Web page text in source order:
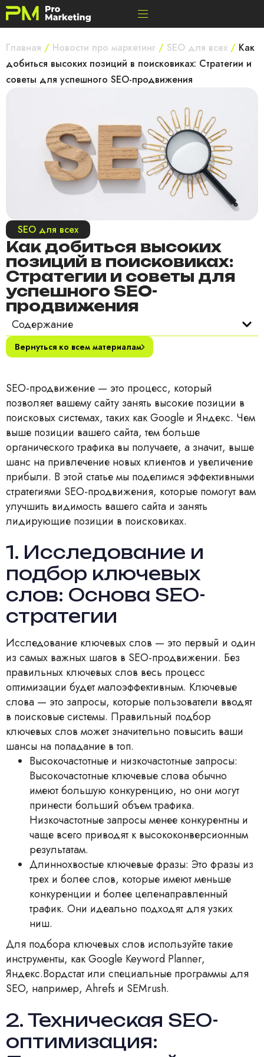
Главная / Новости про маркетинг / SEO для всех / Как
добиться высоких позиций в поисковиках: Стратегии и
советы для успешного SEO-продвижения
SEO для всех
Как добиться высоких
позиций в поисковиках:
Стратегии и советы для
успешного SEO-
продвижения
Содержание
Вернуться ко всем материалам
SEO-продвижение — это процесс, который
позволяет вашему сайту занять высокие позиции в
поисковых системах, таких как Google и Яндекс. Чем
выше позиции вашего сайта, тем больше
органического трафика вы получаете, а значит, выше
шанс на привлечение новых клиентов и увеличение
прибыли. В этой статье мы поделимся эффективными
стратегиями SEO-продвижения, которые помогут вам
улучшить видимость вашего сайта и занять
лидирующие позиции в поисковиках.
1. Исследование и
подбор ключевых
слов: Основа SEO-
стратегии
Исследование ключевых слов — это первый и один
из самых важных шагов в SEO-продвижении. Без
правильных ключевых слов весь процесс
оптимизации будет малоэффективным. Ключевые
слова — это запросы, которые пользователи вводят
в поисковые системы. Правильный подбор
ключевых слов может значительно повысить ваши
шансы на попадание в топ.
Высокочастотные и низкочастотные запросы:
Высокочастотные ключевые слова обычно
имеют большую конкуренцию, но они могут
принести больший объем трафика.
Низкочастотные запросы менее конкурентны и
чаще всего приводят к высококонверсионным
результатам.
Длиннохвостые ключевые фразы: Это фразы из
трех и более слов, которые имеют меньше
конкуренции и более целенаправленный
трафик. Они идеально подходят для узких
ниш.
Для подбора ключевых слов используйте такие
инструменты, как Google Keyword Planner,
Яндекс.Вордстат или специальные программы для
SEO, например, Ahrefs и SEMrush.
2. Техническая SEO-
оптимизация: